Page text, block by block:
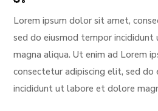
Lorem ipsum dolor sit amet,
sed do eiusmod tempor
magna aliqua. Ut enim ad Lorem
consectetur adipiscing elit, sed do
incididunt ut labore et dolore